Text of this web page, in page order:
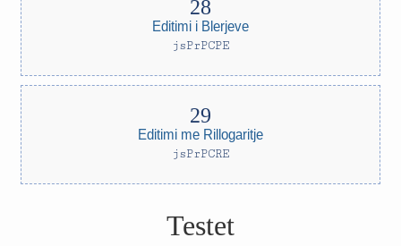
Editimi i Blerjeve
jsPrPCPE
Editimi me Rillogaritje
jsPrPCRE
Testet